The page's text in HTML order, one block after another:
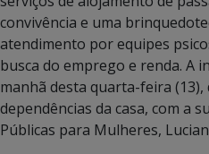
convivência e uma
atendimento por equipes
busca do emprego e renda. A
manhã desta quarta-feira
dependências da casa, com a
Públicas para Mulheres,